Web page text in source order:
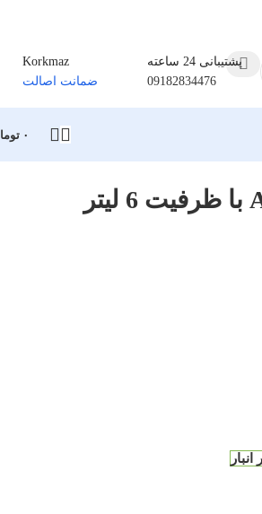
پشتیبانی 24 ساعته
09182834476
Korkmaz
ضمانت اصالت
۰